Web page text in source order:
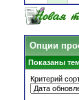
Опции
Показаны
Критерий